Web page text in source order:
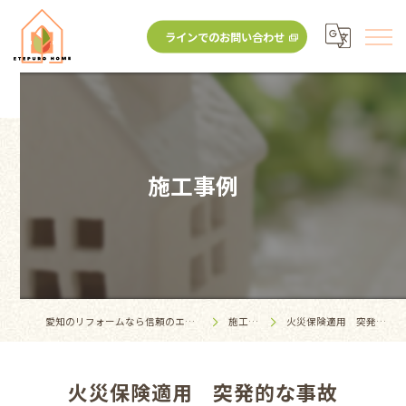
ラインでのお問い合わせ
施工事例
愛知のリフォームなら信頼のエテプロホーム 施工事例 火災保険適用 突発的な事故
火災保険適用 突発的な事故